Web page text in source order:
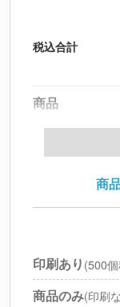
税込合計
商品
データ配置料
印刷代
北海
商
印刷あり (500
商品のみ(印刷